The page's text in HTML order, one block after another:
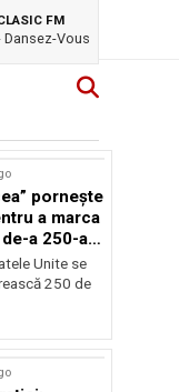
FM
Dansez-Vous
pornește
a marca
a 250-a
Unite
Unite se
250 de